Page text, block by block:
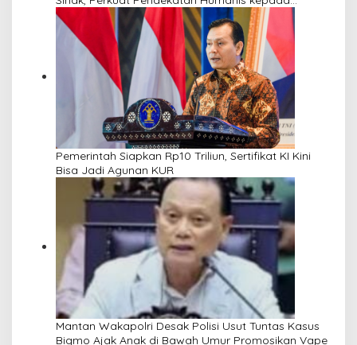
Masyarakat
Pemerintah Siapkan Rp10 Triliun, Sertifikat KI Kini
Bisa Jadi Agunan KUR
Mantan Wakapolri Desak Polisi Usut Tuntas Kasus
Bigmo Ajak Anak di Bawah Umur Promosikan Vape